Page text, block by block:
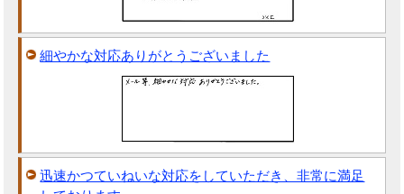
細やかな対応ありがとうございました
迅速かつていねいな対応をしていただき、非常に満足